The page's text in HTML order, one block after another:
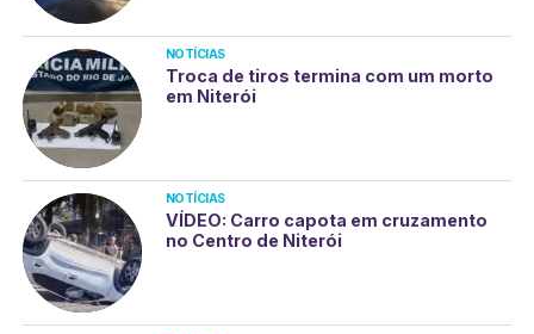
NOTÍCIAS
Troca de tiros termina com um morto
em Niterói
NOTÍCIAS
VÍDEO: Carro capota em cruzamento
no Centro de Niterói